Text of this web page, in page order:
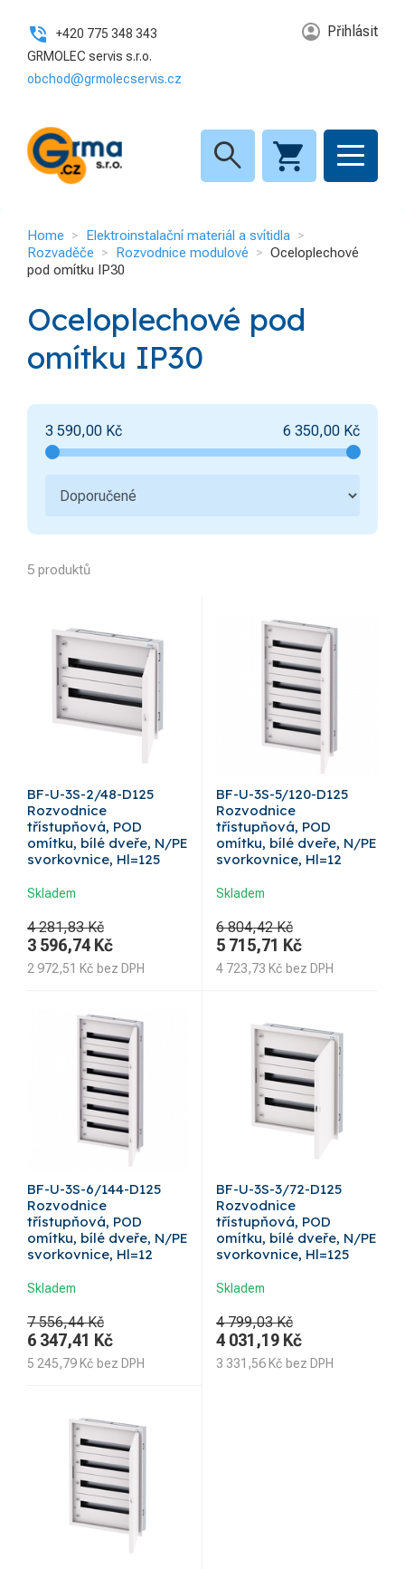
+420 775 348 343
GRMOLEC servis s.r.o.
obchod@grmolecservis.cz
Přihlásit
search
Home
Elektroinstalační materiál a svítidla
Rozvaděče
Rozvodnice modulové
Oceloplechové
pod omítku IP30
Oceloplechové pod
omítku IP30
3 590,00 Kč 6 350,00 Kč
5 produktů
BF-U-3S-2/48-D125
Rozvodnice
třístupňová, POD
omítku, bílé dveře, N/PE
svorkovnice, Hl=125
Skladem
4 281,83 Kč
3 596,74 Kč
2 972,51 Kč bez DPH
BF-U-3S-5/120-D125
Rozvodnice
třístupňová, POD
omítku, bílé dveře, N/PE
svorkovnice, Hl=12
Skladem
6 804,42 Kč
5 715,71 Kč
4 723,73 Kč bez DPH
BF-U-3S-6/144-D125
Rozvodnice
třístupňová, POD
omítku, bílé dveře, N/PE
svorkovnice, Hl=12
Skladem
7 556,44 Kč
6 347,41 Kč
5 245,79 Kč bez DPH
BF-U-3S-3/72-D125
Rozvodnice
třístupňová, POD
omítku, bílé dveře, N/PE
svorkovnice, Hl=125
Skladem
4 799,03 Kč
4 031,19 Kč
3 331,56 Kč bez DPH